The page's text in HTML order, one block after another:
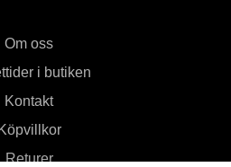
Om oss
i butiken
Kontakt
Köpvillkor
Returer